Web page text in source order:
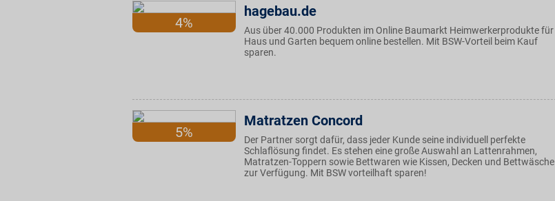
4%
hagebau.de
Aus über 40.000 Produkten im Online Baumarkt Heimwerkerprodukte für
Haus und Garten bequem online bestellen. Mit BSW-Vorteil beim Kauf
sparen.
5%
Matratzen Concord
Der Partner sorgt dafür, dass jeder Kunde seine individuell perfekte
Schlaflösung findet. Es stehen eine große Auswahl an Lattenrahmen,
Matratzen-Toppern sowie Bettwaren wie Kissen, Decken und Bettwäsche
zur Verfügung. Mit BSW vorteilhaft sparen!